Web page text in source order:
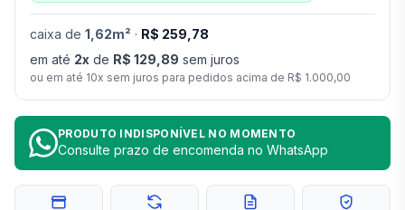
caixa de 1,62m² · R$ 259,78
em até 2x de R$ 129,89 sem juros
ou em até 10x sem juros para pedidos acima de R$ 1.000,00
PRODUTO INDISPONÍVEL NO MOMENTO
Consulte prazo de encomenda no WhatsApp